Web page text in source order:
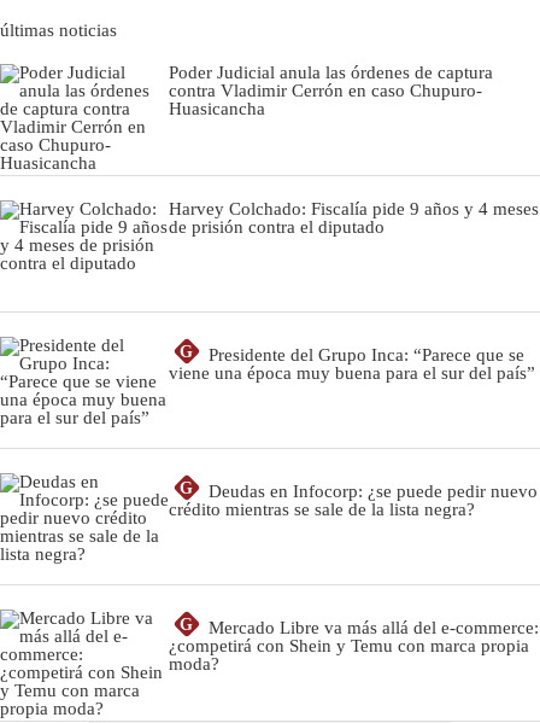
últimas noticias
Poder Judicial anula las órdenes de captura
contra Vladimir Cerrón en caso Chupuro-
Huasicancha
Harvey Colchado: Fiscalía pide 9 años y 4 meses
de prisión contra el diputado
G
Presidente del Grupo Inca: “Parece que se
viene una época muy buena para el sur del país”
G
Deudas en Infocorp: ¿se puede pedir nuevo
crédito mientras se sale de la lista negra?
G
Mercado Libre va más allá del e-commerce:
¿competirá con Shein y Temu con marca propia
moda?